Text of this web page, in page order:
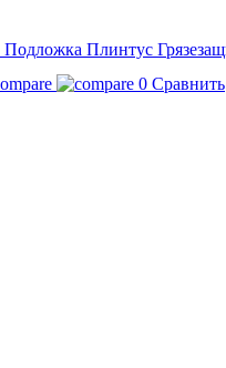
Подложка Плинтус
0 Сравнить